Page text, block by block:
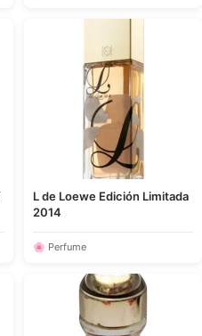
L de Loewe Edición Limitada
2014
🌸 Perfume